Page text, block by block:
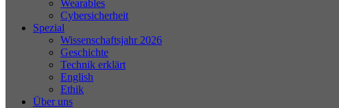
Wearables
Cybersicherheit
Spezial
Wissenschaftsjahr 2026
Geschichte
Technik erklärt
English
Ethik
Über uns